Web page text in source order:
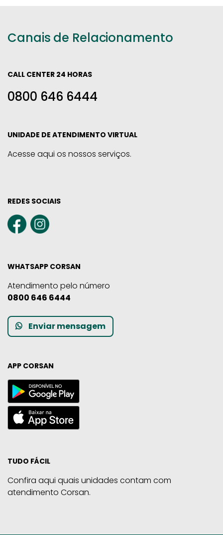
Canais de Relacionamento
CALL CENTER 24 HORAS
0800 646 6444
UNIDADE DE ATENDIMENTO VIRTUAL
Acesse aqui os nossos serviços.
REDES SOCIAIS
WHATSAPP CORSAN
Atendimento pelo número
0800 646 6444
Enviar mensagem
APP CORSAN
TUDO FÁCIL
Confira aqui quais unidades contam com
atendimento Corsan.